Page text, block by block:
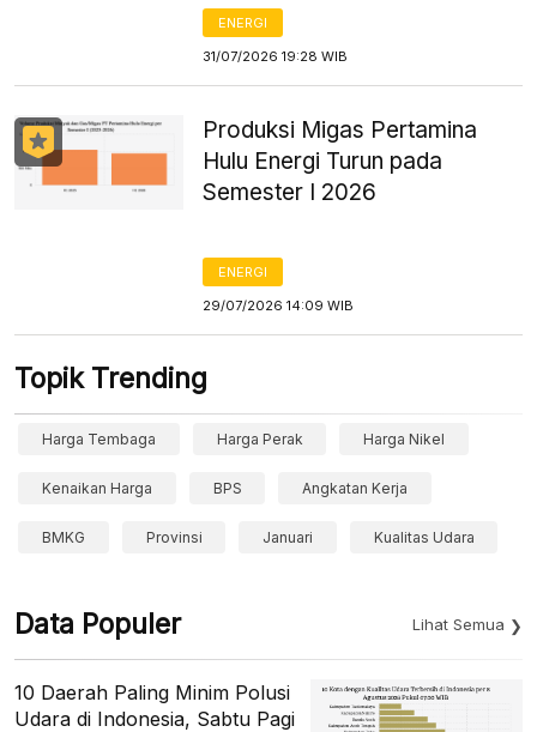
ENERGI
31/07/2026 19:28 WIB
Produksi Migas Pertamina
Hulu Energi Turun pada
Semester I 2026
ENERGI
29/07/2026 14:09 WIB
Topik Trending
Harga Tembaga Harga Perak Harga Nikel
Kenaikan Harga BPS Angkatan Kerja
BMKG Provinsi Januari Kualitas Udara
Data Populer Lihat Semua
10 Daerah Paling Minim Polusi
Udara di Indonesia, Sabtu Pagi